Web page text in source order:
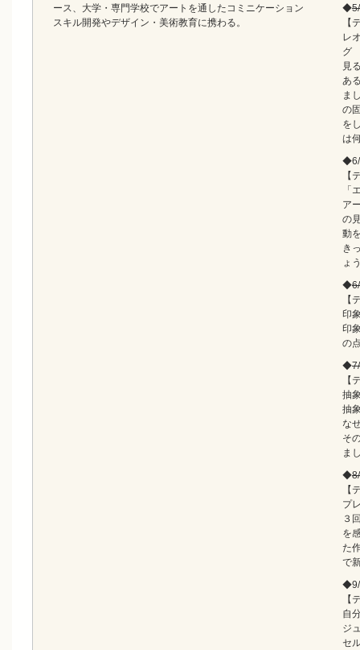
ース、大学・専門学校でアートを通したコミニケーション
スキル開発やデザイン・美術教育に携わる。
◆
【
レ
見
あ
ま
の
を
は
◆6/
【
「
ア
の
動
き
ょ
◆
【
印
印
の
◆
【
抽
抽
な
そ
ま
◆
【
プ
３
を
た
で
【
自
ジ
セ